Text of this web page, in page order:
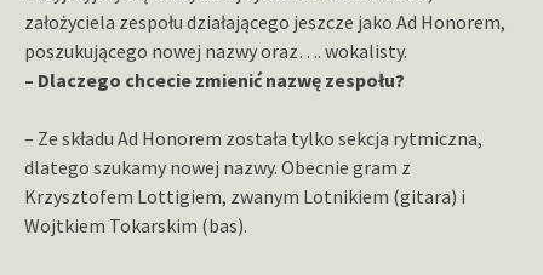
założyciela zespołu działającego jeszcze jako Ad Honorem,
poszukującego nowej nazwy oraz…. wokalisty.
– Dlaczego chcecie zmienić nazwę zespołu?
– Ze składu Ad Honorem została tylko sekcja rytmiczna,
dlatego szukamy nowej nazwy. Obecnie gram z
Krzysztofem Lottigiem, zwanym Lotnikiem (gitara) i
Wojtkiem Tokarskim (bas).